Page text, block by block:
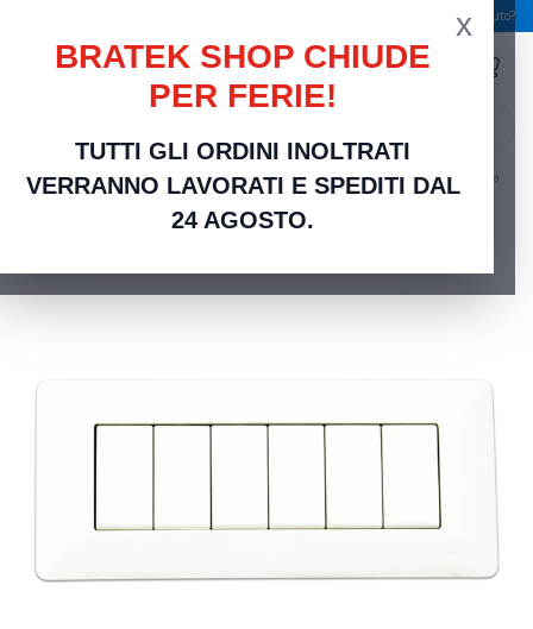
Serve aiuto?
x
BRATEK SHOP CHIUDE
PER FERIE!
TUTTI GLI ORDINI INOLTRATI
VERRANNO LAVORATI E SPEDITI DAL
24 AGOSTO.
Home Frutti Elettrici Serie Civili Compatibili bticino Matix
Placca 6 Moduli Bianca
Compatibile Bticino Matix | Finitura Maxi per Scatole 506E